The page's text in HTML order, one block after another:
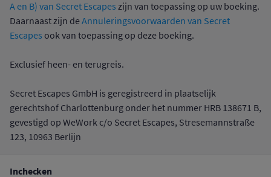
A en B) van Secret Escapes zijn van toepassing op uw boeking.
Daarnaast zijn deAnnuleringsvoorwaarden van Secret
Escapes ook van toepassing op deze boeking.
Exclusief heen- en terugreis.
Secret Escapes GmbH is geregistreerd in plaatselijk
gerechtshof Charlottenburg onder het nummer HRB 138671 B,
gevestigd op WeWork c/o Secret Escapes, Stresemannstraße
123, 10963 Berlijn
Inchecken